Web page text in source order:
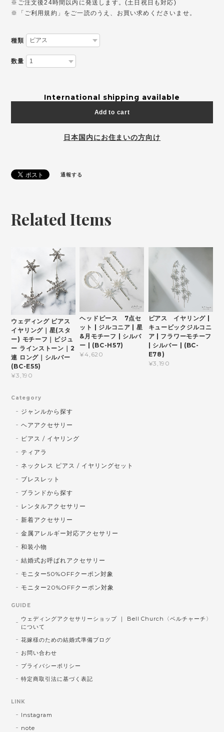
※ご注文後24時間以内に発送します。(土日祝日も対応)
※「ご利用規約」をご一読のうえ、お買い求めくださいませ。
種類
数量
International shipping available
Add to cart
日本国内にお住まいの方向け
通報する
Related Items
ウェディング ピアス
イヤリング｜星(スタ
ー) モチーフ｜ビジュ
ー ラインストーン｜2
連 ロング｜シルバー
(BC-E55)
¥3,190
ヘッドピース 7点セ
ット | ジルコニア | 星
&月モチーフ | シルバ
ー | (BC-H57)
¥4,620
ピアス イヤリング |
キュービックジルコニ
ア | フラワーモチーフ
| シルバー | (BC-
E78)
¥3,190
Category
ジャンルから探す
ヘアアクセサリー
ピアス / イヤリング
ティアラ
ネックレス ピアス / イヤリングセット
ブレスレット
ブランドから探す
レンタルアクセサリー
新着アクセサリー
金属アレルギー対応アクセサリー
和装小物
結婚式お呼ばれアクセサリー
モニター50%OFFクーポン対象
モニター20%OFFクーポン対象
GUIDE
ウェディングアクセサリーショップ ｜ Bell Church〈ベルチャーチ〉
について
花嫁様のための結婚式準備ブログ
お問い合わせ
プライバシーポリシー
特定商取引法に基づく表記
LINK
Instagram
note